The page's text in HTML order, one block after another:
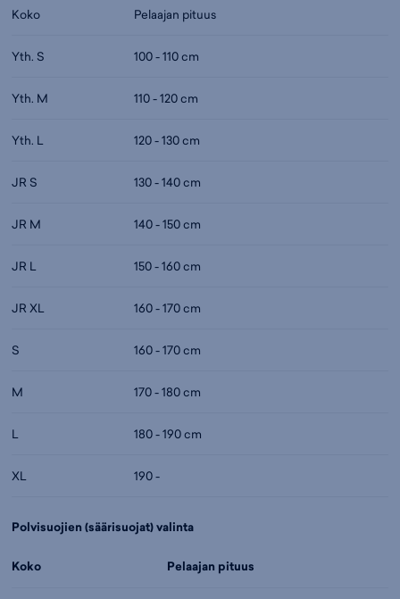
Koko Pelaajan pituus
Yth. S 100 - 110 cm
Yth. M 110 - 120 cm
Yth. L 120 - 130 cm
JR S 130 - 140 cm
JR M 140 - 150 cm
JR L 150 - 160 cm
JR XL 160 - 170 cm
S 160 - 170 cm
M 170 - 180 cm
L 180 - 190 cm
XL 190 -
Polvisuojien (säärisuojat) valinta
Koko Pelaajan pituus